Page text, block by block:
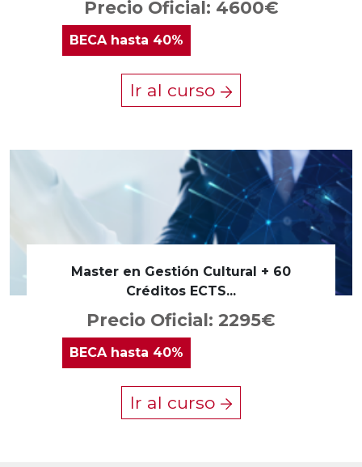
Precio Oficial: 4600€
BECAhasta 40%
Ir al curso
Master en Gestión Cultural + 60
Créditos ECTS...
Precio Oficial: 2295€
BECA hasta 40%
Ir al curso